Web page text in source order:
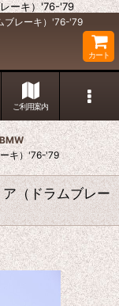
ーキ）'76-'79
ブレーキ）'76-'79
カート
ご利用案内
BMW
キ）'76-'79
（ドラムブレー